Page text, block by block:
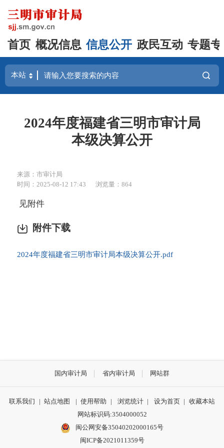
首页 概况信息 信息公开 政民互动 专题
2024年度福建省三明市审计局
本级决算公开
来源：市审计局
时间：2025-08-12 17:43
浏览量：864
见附件
附件下载
2024年度福建省三明市审计局本级决算公开.pdf
国内审计局 省内审计局 网站群
联系我们 | 站点地图 | 使用帮助 | 浏览统计 | 设为首页 | 收藏本站
网站标识码:3504000052
闽公网安备35040202000165号
闽ICP备2021011359号